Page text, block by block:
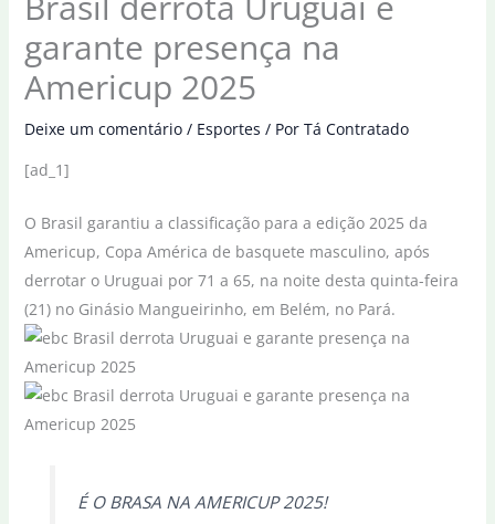
garante presença na
Americup 2025
Deixe um comentário / Esportes / Por Tá Contratado
[ad_1]
O Brasil garantiu a classificação para a edição 2025 da
Americup, Copa América de basquete masculino, após
derrotar o Uruguai por 71 a 65, na noite desta quinta-feira
(21) no Ginásio Mangueirinho, em Belém, no Pará.
É O BRASA NA AMERICUP 2025!